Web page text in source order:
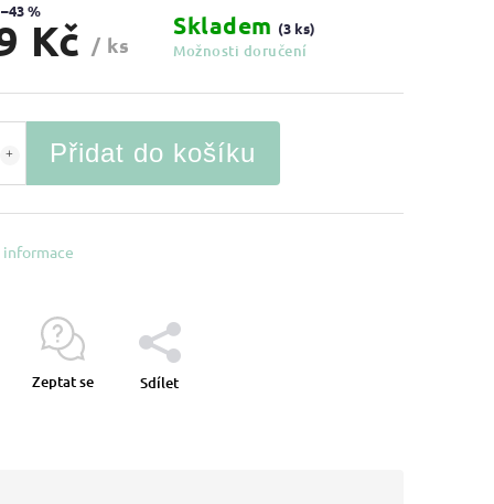
–43 %
Kč / ks
Skladem (3 ks)
Možnosti doručení
Přidat do košíku
Zeptat se Sdílet